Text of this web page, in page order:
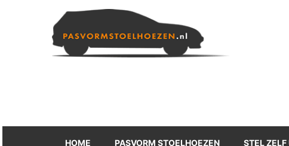
HOME PASVORM STOELHOEZEN STEL